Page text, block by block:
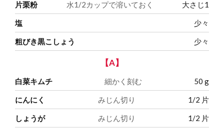
片栗粉 水1/2カップで溶いておく 大さじ1
塩 少々
粗びき黒こしょう 少々
【A】
白菜キムチ 細かく刻む 50 g
にんにく みじん切り 1/2 片
しょうが みじん切り 1/2 片